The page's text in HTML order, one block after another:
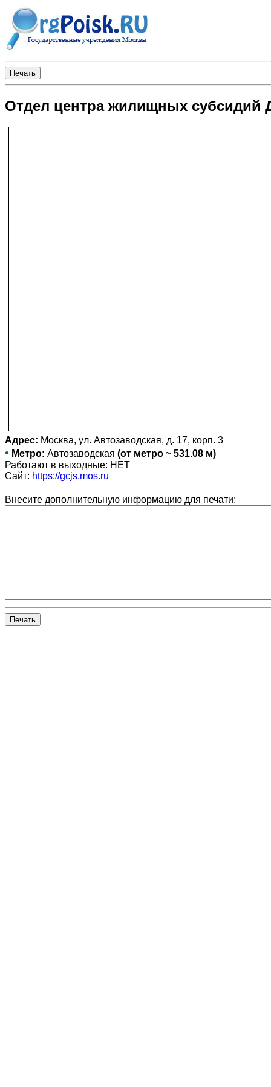
Отдел центра жилищных субсидий
Адрес: Москва, ул. Автозаводская, д. 17, корп. 3
• Метро: Автозаводская (от метро ~ 531.08 м)
Работают в выходные: НЕТ
Сайт: https://gcjs.mos.ru
Внесите дополнительную информацию для печати: